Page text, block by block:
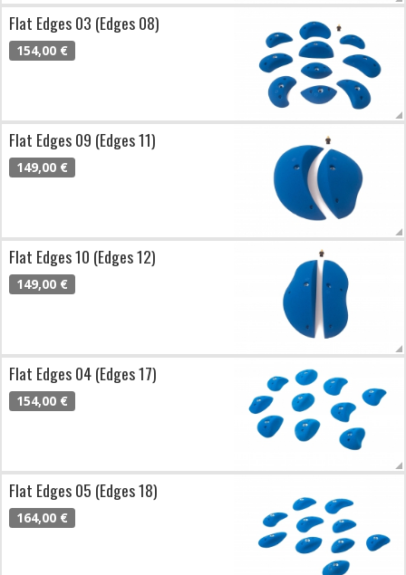
Flat Edges 03 (Edges 08)
154,00 €
Flat Edges 09 (Edges 11)
149,00 €
Flat Edges 10 (Edges 12)
149,00 €
Flat Edges 04 (Edges 17)
154,00 €
Flat Edges 05 (Edges 18)
164,00 €